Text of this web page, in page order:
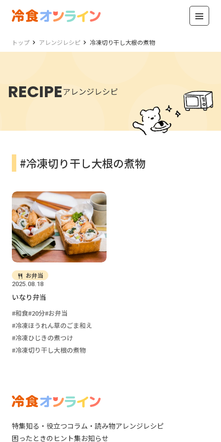
トップ アレンジレシピ 冷凍切り干し大根の煮物
RECIPEアレンジレシピ
#冷凍切り干し大根の煮物
2025.08.18
お弁当
いなり弁当
和食 20分 お弁当
冷凍ほうれん草のごま和え
冷凍ひじきの煮つけ
冷凍切り干し大根の煮物
特集知る・役立つコラム・読み物アレンジレシピ
困ったときのヒント集お知らせ